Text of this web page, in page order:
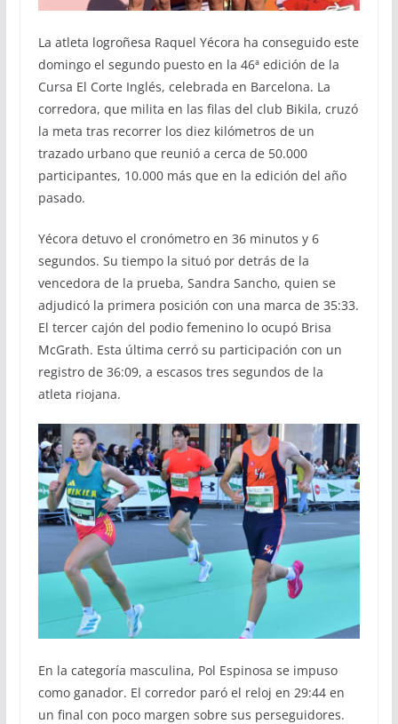
La atleta logroñesa Raquel Yécora ha conseguido este
domingo el segundo puesto en la 46ª edición de la
Cursa El Corte Inglés, celebrada en Barcelona. La
corredora, que milita en las filas del club Bikila, cruzó
la meta tras recorrer los diez kilómetros de un
trazado urbano que reunió a cerca de 50.000
participantes, 10.000 más que en la edición del año
pasado.
Yécora detuvo el cronómetro en 36 minutos y 6
segundos. Su tiempo la situó por detrás de la
vencedora de la prueba, Sandra Sancho, quien se
adjudicó la primera posición con una marca de 35:33.
El tercer cajón del podio femenino lo ocupó Brisa
McGrath. Esta última cerró su participación con un
registro de 36:09, a escasos tres segundos de la
atleta riojana.
En la categoría masculina, Pol Espinosa se impuso
como ganador. El corredor paró el reloj en 29:44 en
un final con poco margen sobre sus perseguidores.